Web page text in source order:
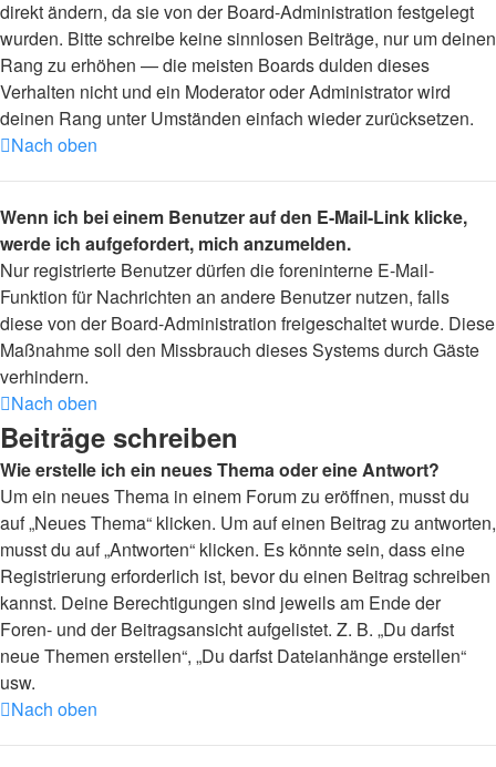
direkt ändern, da sie von der Board-Administration festgelegt
wurden. Bitte schreibe keine sinnlosen Beiträge, nur um deinen
Rang zu erhöhen — die meisten Boards dulden dieses
Verhalten nicht und ein Moderator oder Administrator wird
deinen Rang unter Umständen einfach wieder zurücksetzen.
Nach oben
Wenn ich bei einem Benutzer auf den E-Mail-Link klicke,
werde ich aufgefordert, mich anzumelden.
Nur registrierte Benutzer dürfen die foreninterne E-Mail-
Funktion für Nachrichten an andere Benutzer nutzen, falls
diese von der Board-Administration freigeschaltet wurde. Diese
Maßnahme soll den Missbrauch dieses Systems durch Gäste
verhindern.
Nach oben
Beiträge schreiben
Wie erstelle ich ein neues Thema oder eine Antwort?
Um ein neues Thema in einem Forum zu eröffnen, musst du
auf „Neues Thema“ klicken. Um auf einen Beitrag zu antworten,
musst du auf „Antworten“ klicken. Es könnte sein, dass eine
Registrierung erforderlich ist, bevor du einen Beitrag schreiben
kannst. Deine Berechtigungen sind jeweils am Ende der
Foren- und der Beitragsansicht aufgelistet. Z. B. „Du darfst
neue Themen erstellen“, „Du darfst Dateianhänge erstellen“
usw.
Nach oben